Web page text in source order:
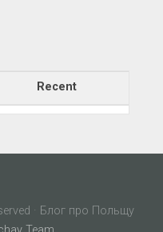
Recent
· Блог про Польщу